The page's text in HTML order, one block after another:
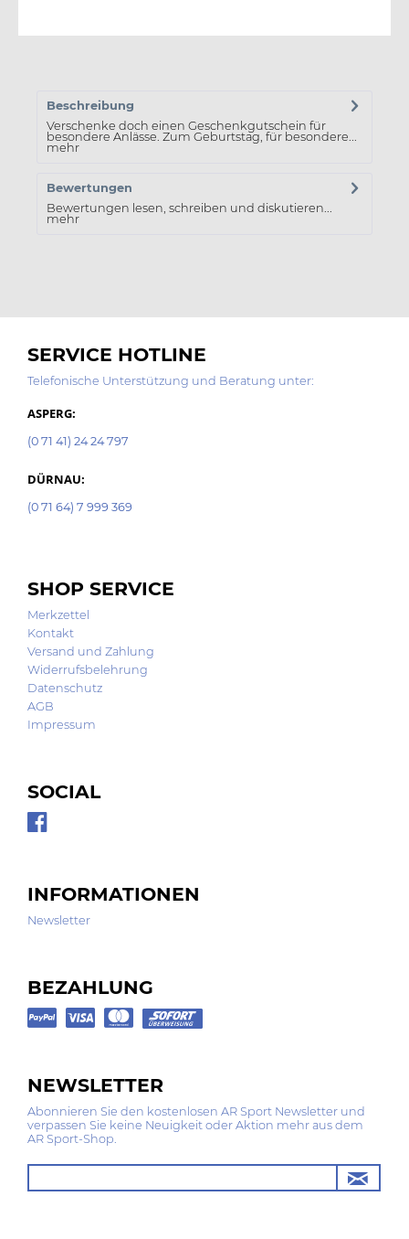
Beschreibung
Verschenke doch einen Geschenkgutschein für
besondere Anlässe. Zum Geburtstag, für besondere...
mehr
Bewertungen
Bewertungen lesen, schreiben und diskutieren...
mehr
SERVICE HOTLINE
Telefonische Unterstützung und Beratung unter:
ASPERG:
(0 71 41) 24 24 797
DÜRNAU:
(0 71 64) 7 999 369
SHOP SERVICE
Merkzettel
Kontakt
Versand und Zahlung
Widerrufsbelehrung
Datenschutz
AGB
Impressum
SOCIAL
INFORMATIONEN
Newsletter
BEZAHLUNG
NEWSLETTER
Abonnieren Sie den kostenlosen AR Sport Newsletter und
verpassen Sie keine Neuigkeit oder Aktion mehr aus dem
AR Sport-Shop.